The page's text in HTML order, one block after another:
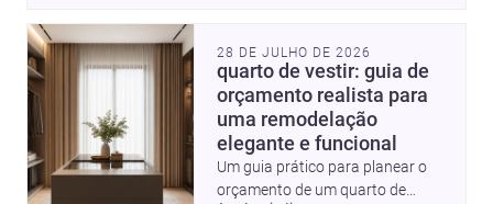
28 DE JULHO DE 2026
quarto de vestir: guia de
orçamento realista para
uma remodelação
elegante e funcional
Um guia prático para planear o
orçamento de um quarto de